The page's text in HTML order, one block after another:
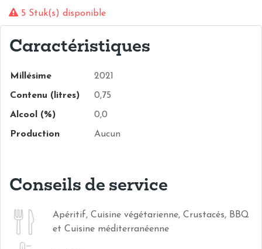
5 Stuk(s) disponible
Caractéristiques
Millésime 2021
Contenu (litres) 0,75
Alcool (%) 0,0
Production Aucun
Conseils de service
Apéritif, Cuisine végétarienne, Crustacés, BBQ
et Cuisine méditerranéenne